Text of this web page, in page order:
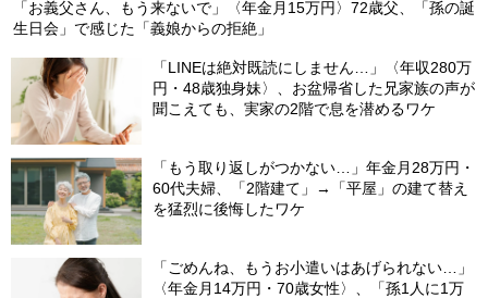
「お義父さん、もう来ないで」〈年金月15万円〉72歳父、「孫の誕
生日会」で感じた「義娘からの拒絶」
「LINEは絶対既読にしません…」〈年収280万
円・48歳独身妹〉、お盆帰省した兄家族の声が
聞こえても、実家の2階で息を潜めるワケ
「もう取り返しがつかない…」年金月28万円・
60代夫婦、「2階建て」→「平屋」の建て替え
を猛烈に後悔したワケ
「ごめんね、もうお小遣いはあげられない…」
〈年金月14万円・70歳女性〉、「孫1人に1万